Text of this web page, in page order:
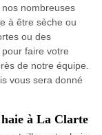
nombreuses
à être sèche ou
ou des
faire votre
de notre équipe.
vous sera donné
à La Clarte